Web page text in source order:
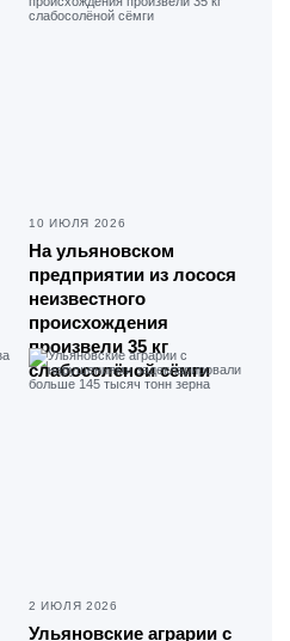
10 ИЮЛЯ 2026
На ульяновском
предприятии из лосося
неизвестного
происхождения
произвели 35 кг
слабосолёной сёмги
2 ИЮЛЯ 2026
Ульяновские аграрии с